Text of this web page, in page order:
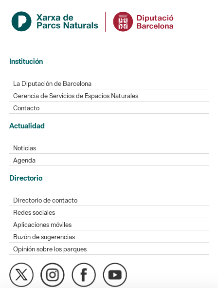
Institución
La Diputación de Barcelona
Gerencia de Servicios de Espacios Naturales
Contacto
Actualidad
Noticias
Agenda
Directorio
Directorio de contacto
Redes sociales
Aplicaciones móviles
Buzón de sugerencias
Opinión sobre los parques